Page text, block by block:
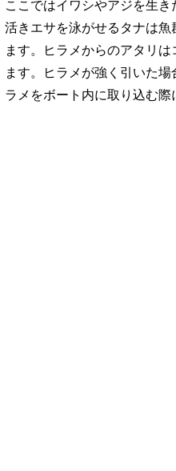
ここではイワシやアジを生
活きエサを泳がせるタナは
ます。ヒラメからのアタリ
ます。ヒラメが強く引いた
ラメをボート内に取り込む際